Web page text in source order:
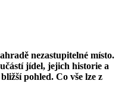
nezastupitelné místo.
jídel, jejich historie a
pohled. Co vše lze z